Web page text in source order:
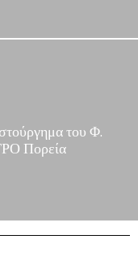
του Φ.
Πορεία